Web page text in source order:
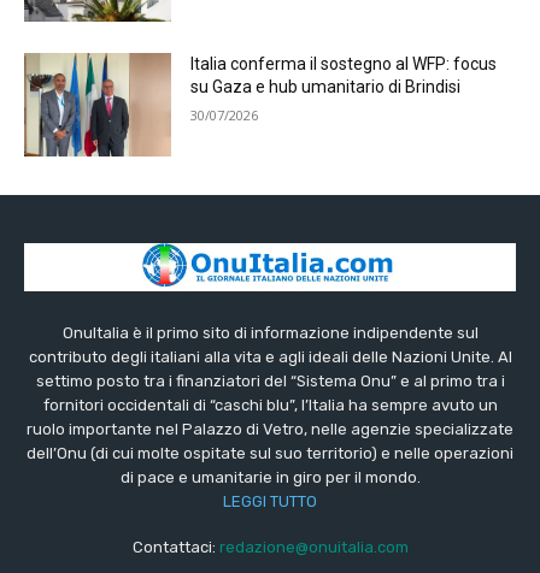
Italia conferma il sostegno al WFP: focus
su Gaza e hub umanitario di Brindisi
30/07/2026
OnuItalia è il primo sito di informazione indipendente sul
contributo degli italiani alla vita e agli ideali delle Nazioni Unite. Al
settimo posto tra i finanziatori del “Sistema Onu” e al primo tra i
fornitori occidentali di “caschi blu”, l’Italia ha sempre avuto un
ruolo importante nel Palazzo di Vetro, nelle agenzie specializzate
dell’Onu (di cui molte ospitate sul suo territorio) e nelle operazioni
di pace e umanitarie in giro per il mondo.
LEGGI TUTTO
Contattaci: redazione@onuitalia.com